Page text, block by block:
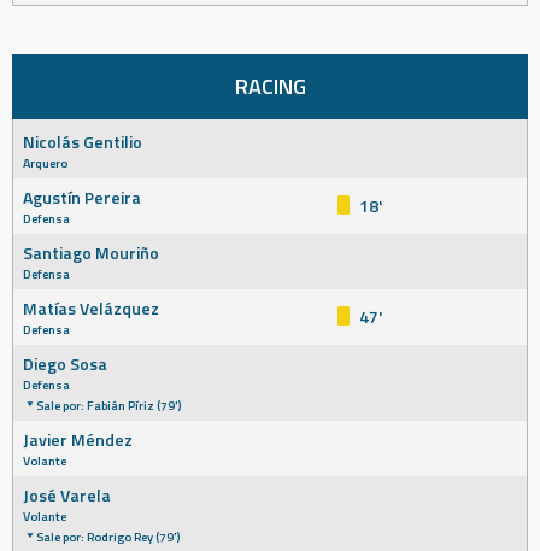
RACING
Nicolás Gentilio
Arquero
Agustín Pereira
Defensa
18'
Santiago Mouriño
Defensa
Matías Velázquez
Defensa
47'
Diego Sosa
Defensa
Sale por: Fabián Píriz (79')
Javier Méndez
Volante
José Varela
Volante
Sale por: Rodrigo Rey (79')